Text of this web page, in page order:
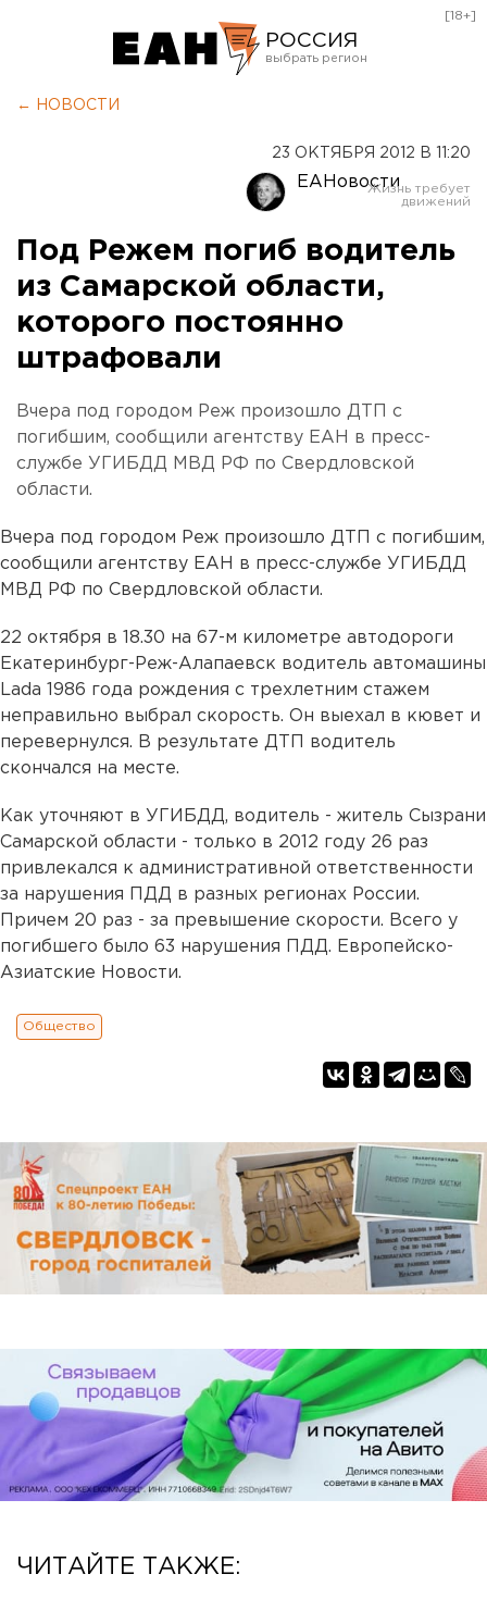
РОССИЯ
Оренбург
[18+]
← НОВОСТИ
23 ОКТЯБРЯ 2012 В 11:20
ЕАНовости
Под Режем погиб водитель
из Самарской области,
которого постоянно
штрафовали
Вчера под городом Реж произошло ДТП с
погибшим, сообщили агентству ЕАН в пресс-
службе УГИБДД МВД РФ по Свердловской
области.
Вчера под городом Реж произошло ДТП с погибшим,
сообщили агентству ЕАН в пресс-службе УГИБДД
МВД РФ по Свердловской области.
22 октября в 18.30 на 67-м километре автодороги
Екатеринбург-Реж-Алапаевск водитель автомашины
Lada 1986 года рождения с трехлетним стажем
неправильно выбрал скорость. Он выехал в кювет и
перевернулся. В результате ДТП водитель
скончался на месте.
Как уточняют в УГИБДД, водитель - житель Сызрани
Самарской области - только в 2012 году 26 раз
привлекался к административной ответственности
за нарушения ПДД в разных регионах России.
Причем 20 раз - за превышение скорости. Всего у
погибшего было 63 нарушения ПДД. Европейско-
Азиатские Новости.
Общество
ЧИТАЙТЕ ТАКЖЕ: